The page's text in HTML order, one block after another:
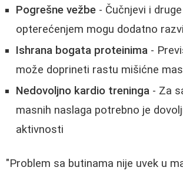
Pogrešne vežbe - Čučnjevi i
opterećenjem mogu dodatno
Ishrana bogata proteinima -
može doprineti rastu mišićne
Nedovoljno kardio treninga - Za
masnih naslaga potrebno je
aktivnosti
"Problem sa butinama nije uvek u